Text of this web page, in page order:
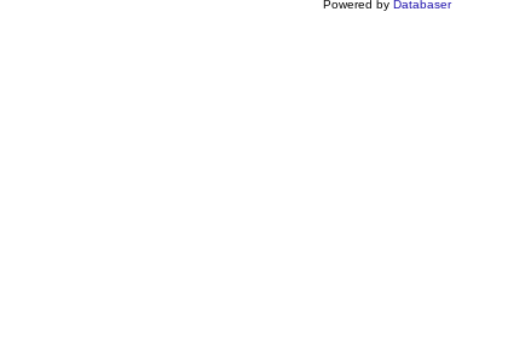
Powered by Databaser